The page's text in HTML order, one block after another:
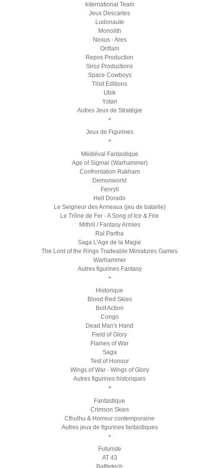
International Team
Jeux Descartes
Ludonaute
Monolith
Nexus - Ares
Oriflam
Repos Production
Siroz Productions
Space Cowboys
Tilsit Editions
Ubik
Ystari
Autres Jeux de Stratégie
+
Jeux de Figurines
+
Médiéval Fantastique
Age of Sigmar (Warhammer)
Confrontation Rakham
Demonworld
Fenryll
Hell Dorado
Le Seigneur des Anneaux (jeu de bataille)
Le Trône de Fer - A Song of Ice & Fire
Mithril / Fantasy Armies
Ral Partha
Saga L'Age de la Magie
The Lord of the Rings Tradeable Miniatures Games
Warhammer
Autres figurines Fantasy
+
Historique
Blood Red Skies
Bolt Action
Congo
Dead Man's Hand
Field of Glory
Flames of War
Saga
Test of Honour
Wings of War - Wings of Glory
Autres figurines historiques
+
Fantastique
Crimson Skies
Cthulhu & Horreur contemporaine
Autres jeux de figurines fantastiques
+
Futuriste
AT 43
Battletech